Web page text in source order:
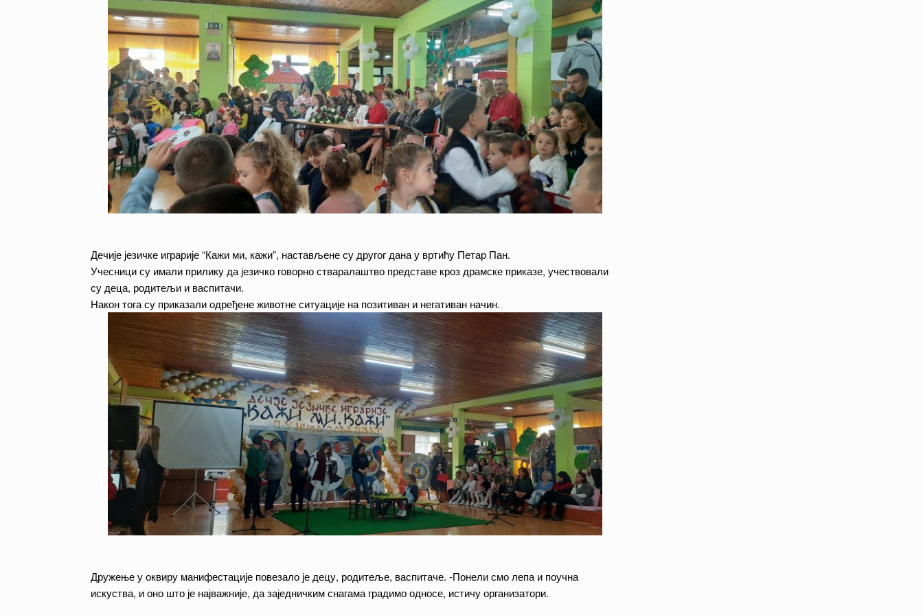
Дечије језичке играрије “Кажи ми, кажи”, настављене су другог дана у вртићу Петар Пан.
Учесници су имали прилику да језичко говорно стваралаштво представе кроз драмске приказе, учествовали
су деца, родитељи и васпитачи.
Након тога су приказали одређене животне ситуације на позитиван и негативан начин.
Дружење у оквиру манифестације повезало је децу, родитеље, васпитаче. -Понели смо лепа и поучна
искуства, и оно што је најважније, да заједничким снагама градимо односе, истичу организатори.